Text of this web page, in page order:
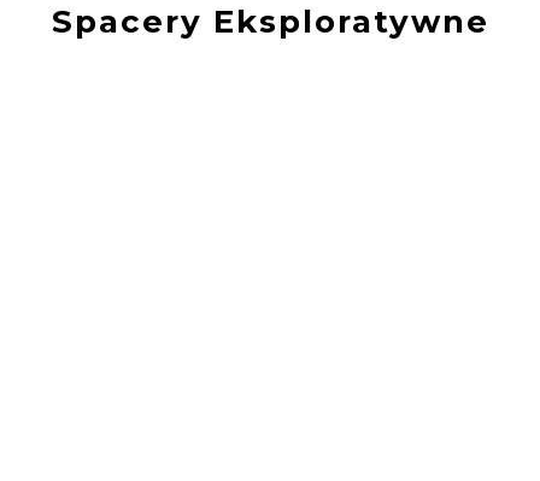
Spacery Eksploratywne